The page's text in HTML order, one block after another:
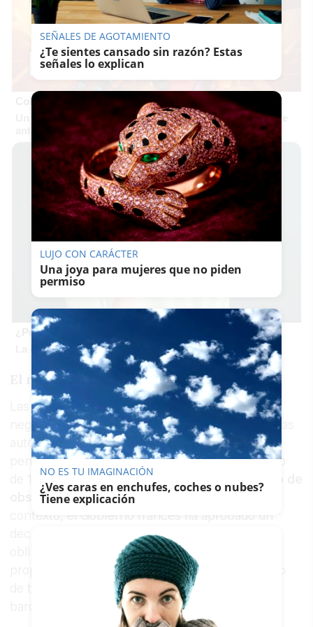
Corepunk MMORPG
Un verdadero MMORPG de la vieja escuela ¡Cómo los de
antes, pero mejor!
¿Por qué se contagia?
La ciencia explica por qué el bostezo es contagioso
El resto, negativo
Las otras cuatro personas repatriadas han dado
negativo en las pruebas de hantavirus, aunque las
autoridades sanitarias han dispuesto que
permanezcan hospitalizadas durante un mínimo
de 15 días, con la posibilidad de que el periodo de
observación se amplíe hasta 42 días.
contexto, el Gobierno francés ha aprobado un
decreto que establece medidas sanitarias
obligatorias para prevenir cualquier posible
propagación del virus, incluyendo el aislamiento
de todas las personas que viajaban a bordo del
SEÑALES DE AGOTAMIENTO
¿Te sientes cansado sin razón? Estas
señales lo explican
LUJO CON CARÁCTER
Una joya para mujeres que no piden
permiso
NO ES TU IMAGINACIÓN
¿Ves caras en enchufes, coches o nubes?
Tiene explicación